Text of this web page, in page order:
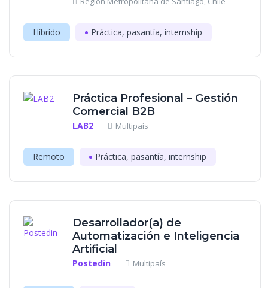
Híbrido Práctica, pasantía, internship
Práctica Profesional – Gestión
Comercial B2B
LAB2 Multipaís
Remoto Práctica, pasantía, internship
Desarrollador(a) de
Automatización e Inteligencia
Artificial
Postedin Multipaís